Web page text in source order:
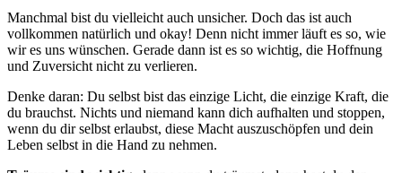
Manchmal bist du vielleicht auch unsicher. Doch das ist auch
vollkommen natürlich und okay! Denn nicht immer läuft es so, wie
wir es uns wünschen. Gerade dann ist es so wichtig, die Hoffnung
und Zuversicht nicht zu verlieren.
Denke daran: Du selbst bist das einzige Licht, die einzige Kraft, die
du brauchst. Nichts und niemand kann dich aufhalten und stoppen,
wenn du dir selbst erlaubst, diese Macht auszuschöpfen und dein
Leben selbst in die Hand zu nehmen.